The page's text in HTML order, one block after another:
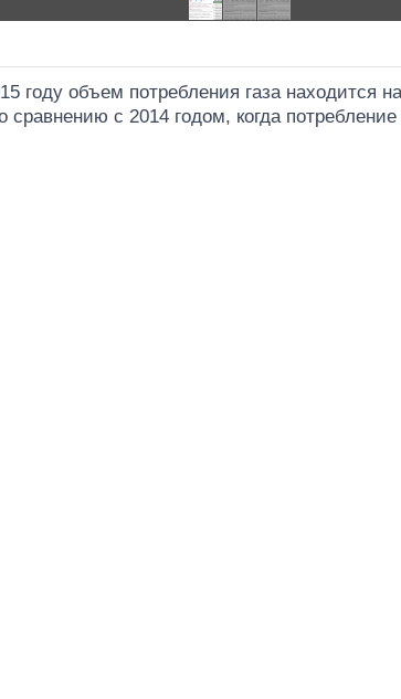
году объем потребления газа находится
с 2014 годом, когда